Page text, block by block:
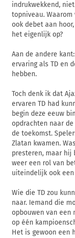
indrukwekkend,
topniveau.
ook debet aan
het eigenlijk op?
Aan de andere
ervaring als TD en
hebben.
Toch denk ik dat
ervaren TD had
begin deze eeuw
opdrachten naar
de toekomst.
Zlatan kwamen.
presteren, maar hij
weer een rol van
uiteindelijk ook
Wie die TD zou
naar. Iemand die
opbouwen van een
op één
Het is gewoon een